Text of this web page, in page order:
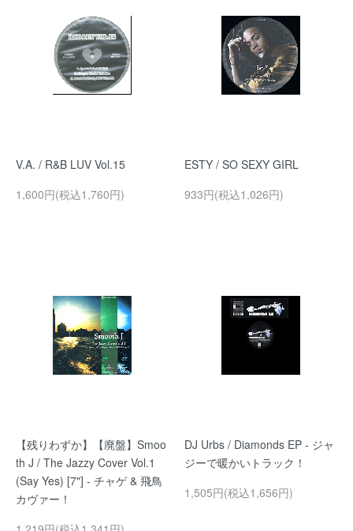
V.A. / R&B LUV Vol.15
1,600円(税込1,760円)
ESTY / SO SEXY GIRL
933円(税込1,026円)
【残りわずか】【廃盤】Smoo
th J / The Jazzy Cover Vol.1
(Say Yes) [7"] - チャゲ & 飛鳥
カヴァー！
DJ Urbs / Diamonds EP - ジャ
ジーで暖かいトラック！
1,505円(税込1,656円)